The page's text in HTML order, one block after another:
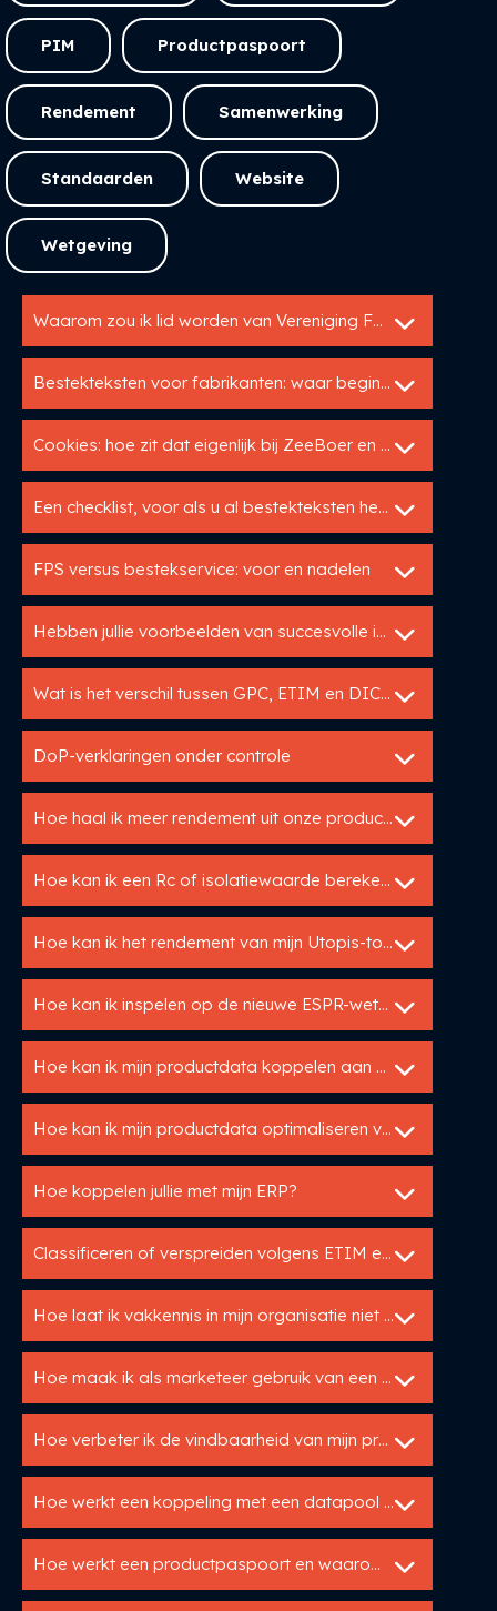
PIM Productpaspoort
Rendement Samenwerking
Standaarden Website
Wetgeving
Waarom zou ik lid worden van Vereniging FBS?
Bestekteksten voor fabrikanten: waar begin ik?
Cookies: hoe zit dat eigenlijk bij ZeeBoer en UP?
Een checklist, voor als u al bestekteksten heeft
FPS versus bestekservice: voor en nadelen
Hebben jullie voorbeelden van succesvolle implementaties van Utopis?
Wat is het verschil tussen GPC, ETIM en DICO?
DoP-verklaringen onder controle
Hoe haal ik meer rendement uit onze productdata?
Hoe kan ik een Rc of isolatiewaarde berekenen?
Hoe kan ik het rendement van mijn Utopis-tools meten?
Hoe kan ik inspelen op de nieuwe ESPR-wetgeving?
Hoe kan ik mijn productdata koppelen aan mijn website of webshop?
Hoe kan ik mijn productdata optimaliseren voor internationale markten?
Hoe koppelen jullie met mijn ERP?
Classificeren of verspreiden volgens ETIM en DICO
Hoe laat ik vakkennis in mijn organisatie niet verloren gaan?
Hoe maak ik als marketeer gebruik van een PIM?
Hoe verbeter ik de vindbaarheid van mijn producten online?
Hoe werkt een koppeling met een datapool zoals IB?
Hoe werkt een productpaspoort en waarom is het belangrijk?